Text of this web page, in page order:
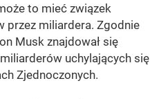
to mieć związek
przez miliardera. Zgodnie
Musk znajdował się
uchylających się
Zjednoczonych.